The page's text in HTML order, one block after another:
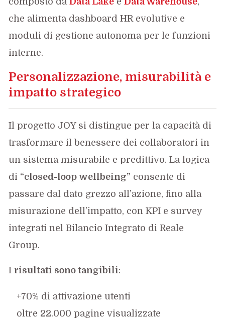
che alimenta dashboard HR evolutive e
moduli di gestione autonoma per le funzioni
interne.
Personalizzazione, misurabilità e
impatto strategico
Il progetto JOY si distingue per la capacità di
trasformare il benessere dei collaboratori in
un sistema misurabile e predittivo. La logica
di “closed-loop wellbeing” consente di
passare dal dato grezzo all’azione, fino alla
misurazione dell’impatto, con KPI e survey
integrati nel Bilancio Integrato di Reale
Group.
I risultati sono tangibili:
+70% di attivazione utenti
oltre 22.000 pagine visualizzate